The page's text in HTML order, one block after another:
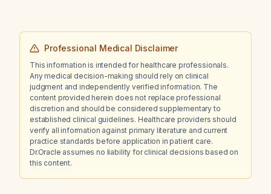
Professional Medical Disclaimer
This information is intended for healthcare professionals.
Any medical decision-making should rely on clinical
judgment and independently verified information. The
content provided herein does not replace professional
discretion and should be considered supplementary to
established clinical guidelines. Healthcare providers should
verify all information against primary literature and current
practice standards before application in patient care.
Dr.Oracle assumes no liability for clinical decisions based on
this content.